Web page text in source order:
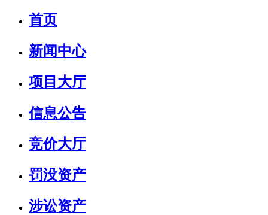
首页
新闻中心
项目大厅
信息公告
竞价大厅
罚没资产
涉讼资产